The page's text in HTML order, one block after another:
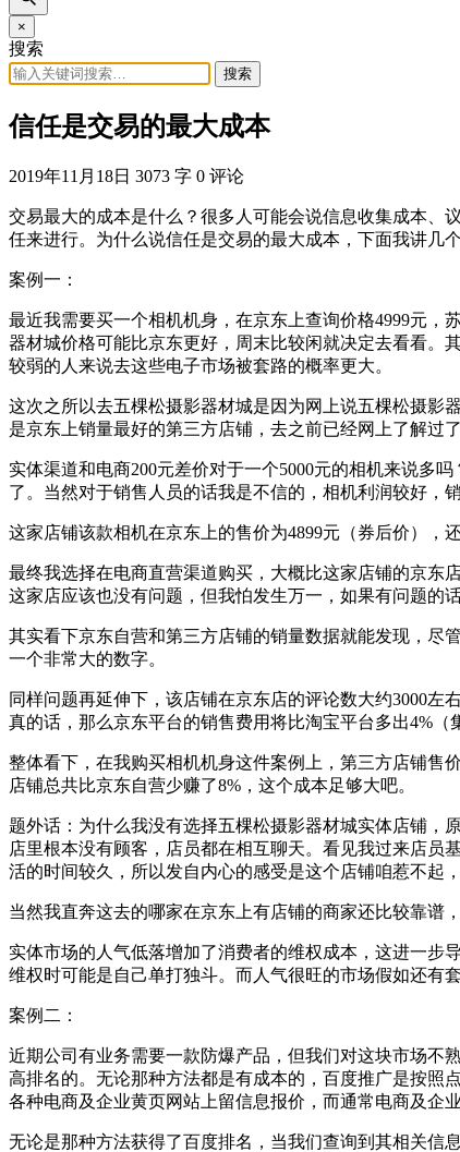
×
搜索
搜索
信任是交易的最大成本
2019年11月18日 3073 字 0 评论
交易最大的成本是什么？很多人可能会说信息收集成本、
任来进行。为什么说信任是交易的最大成本，下面我讲几
案例一：
最近我需要买一个相机机身，在京东上查询价格4999元，
器材城价格可能比京东更好，周末比较闲就决定去看看。
较弱的人来说去这些电子市场被套路的概率更大。
这次之所以去五棵松摄影器材城是因为网上说五棵松摄影
是京东上销量最好的第三方店铺，去之前已经网上了解过
实体渠道和电商200元差价对于一个5000元的相机来说多
了。当然对于销售人员的话我是不信的，相机利润较好，
这家店铺该款相机在京东上的售价为4899元（券后价），
最终我选择在电商直营渠道购买，大概比这家店铺的京东
这家店应该也没有问题，但我怕发生万一，如果有问题的
其实看下京东自营和第三方店铺的销量数据就能发现，尽
一个非常大的数字。
同样问题再延伸下，该店铺在京东店的评论数大约3000
真的话，那么京东平台的销售费用将比淘宝平台多出4%（
整体看下，在我购买相机机身这件案例上，第三方店铺售
店铺总共比京东自营少赚了8%，这个成本足够大吧。
题外话：为什么我没有选择五棵松摄影器材城实体店铺，
店里根本没有顾客，店员都在相互聊天。看见我过来店员
活的时间较久，所以发自内心的感受是这个店铺咱惹不起，
当然我直奔这去的哪家在京东上有店铺的商家还比较靠谱
实体市场的人气低落增加了消费者的维权成本，这进一步
维权时可能是自己单打独斗。而人气很旺的市场假如还有
案例二：
近期公司有业务需要一款防爆产品，但我们对这块市场不
高排名的。无论那种方法都是有成本的，百度推广是按照
各种电商及企业黄页网站上留信息报价，而通常电商及企
无论是那种方法获得了百度排名，当我们查询到其相关信